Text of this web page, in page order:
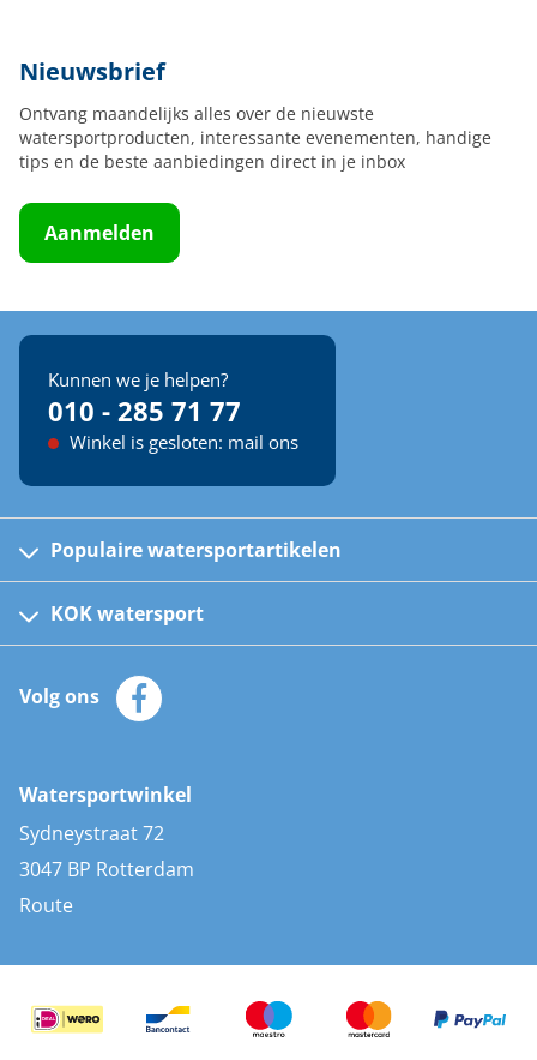
Nieuwsbrief
Ontvang maandelijks alles over de nieuwste
watersportproducten, interessante evenementen, handige
tips en de beste aanbiedingen direct in je inbox
Aanmelden
Kunnen we je helpen?
010 - 285 71 77
Winkel is gesloten: mail ons
Populaire watersportartikelen
Kinder reddingsvesten
Automatische reddingsvesten
Zeilkleding
Zonnepanelen
AIS transponders
Stootwillen en fenders
Bootkussens
Zwemtrappen
KOK watersport
Klantenservice
Merken
Volg ons
Watersportwinkel
Sydneystraat 72
3047 BP Rotterdam
Route